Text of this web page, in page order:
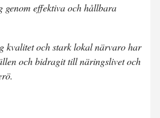
genom effektiva och hållbara
kvalitet och stark lokal närvaro har
och bidragit till näringslivet och